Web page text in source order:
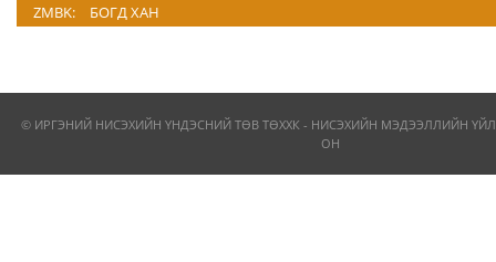
ZMBK: БОГД ХАН
© ИРГЭНИЙ НИСЭХИЙН ҮНДЭСНИЙ ТӨВ ТӨХХК - НИСЭХИЙН МЭДЭЭЛЛИЙН
ОН